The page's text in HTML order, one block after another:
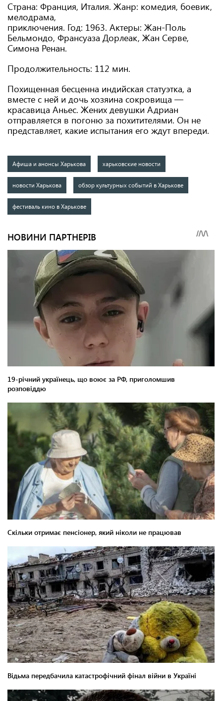
Страна: Франция, Италия. Жанр: комедия, боевик,
мелодрама,
приключения. Год: 1963. Актеры: Жан-Поль
Бельмондо, Франсуаза Дорлеак, Жан Серве,
Симона Ренан.
Продолжительность: 112 мин.
Похищенная бесценна индийская статуэтка, а
вместе с ней и дочь хозяина сокровища —
красавица Аньес. Жених девушки Адриан
отправляется в погоню за похитителями. Он не
представляет, какие испытания его ждут впереди.
Афиша и анонсы Харькова харьковские новости
новости Харькова обзор культурных событий в Харькове
фестиваль кино в Харькове